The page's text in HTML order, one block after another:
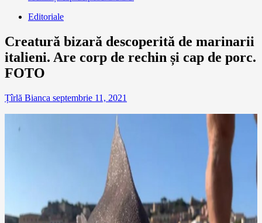
Editoriale
Creatură bizară descoperită de marinarii
italieni. Are corp de rechin și cap de porc.
FOTO
Țîrlă Bianca septembrie 11, 2021